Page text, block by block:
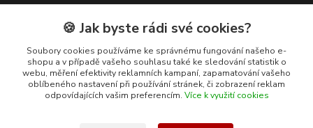
Kontakty
+420 608 400 554
(Po-Pá, 8-15 hod.)
ekohas@ekohas.cz
🍪 Jak byste rádi své cookies?
Soubory cookies používáme ke správnému fungování našeho e-
shopu a v případě vašeho souhlasu také ke sledování statistik o
webu, měření efektivity reklamních kampaní, zapamatování vašeho
oblíbeného nastavení při používání stránek, či zobrazení reklam
odpovídajících vašim preferencím. Více k využití cookies